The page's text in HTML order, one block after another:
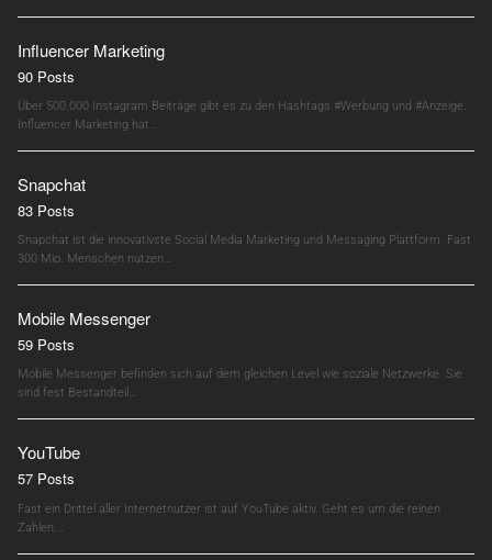
Influencer Marketing
90 Posts
Über 500.000 Instagram Beiträge gibt es zu den Hashtags #Werbung und #Anzeige.
Influencer Marketing hat…
Snapchat
83 Posts
Snapchat ist die innovativste Social Media Marketing und Messaging Plattform. Fast
300 Mio. Menschen nutzen…
Mobile Messenger
59 Posts
Mobile Messenger befinden sich auf dem gleichen Level wie soziale Netzwerke. Sie
sind fest Bestandteil…
YouTube
57 Posts
Fast ein Drittel aller Internetnutzer ist auf YouTube aktiv. Geht es um die reinen
Zahlen,…